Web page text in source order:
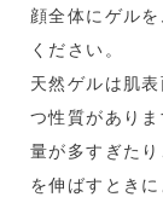
顔全体にゲル
ください。
天然ゲルは肌
つ性質がありま
量が多すぎた
を伸ばすとき